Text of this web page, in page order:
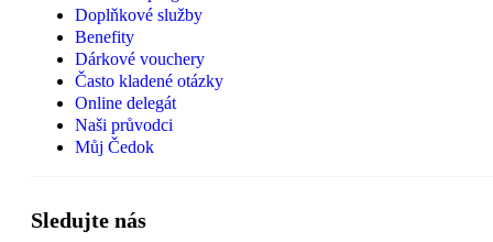
Doplňkové služby
Benefity
Dárkové vouchery
Často kladené otázky
Online delegát
Naši průvodci
Můj Čedok
Sledujte nás